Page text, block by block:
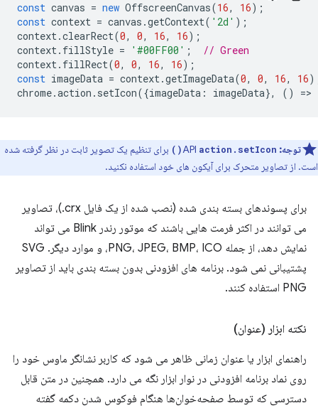
const canvas = new OffscreenCanvas(16, 16);
const context = canvas .getContext( '2d' );
context.clearRect(0, 0, 16, 16);
context. fillStyle = '#00FF00' ;
// Green
context. fillRect(0, 0, 16, 16);
const imageData = context.getImageData(0, 0, 16, 16
chrome.action . setIcon({imageData : imageData}, () =>
توجه: action.setIcon()
برای تنظیم یک تصویر ثابت در نظر گرفته شده
است. از تصاویر متحرک برای آیکون های خود استفاده نکنید.
برای پسوندهای بسته بندی شده (نصب شده از یک فایل crx.)، تصاویر
می توانند در اکثر فرمت هایی باشند که موتور رندر Blink می تواند
نمایش دهد، از جمله PNG، JPEG، BMP، ICO، و موارد دیگر. SVG
پشتیبانی نمی شود. برنامه های افزودنی بدون بسته بندی باید از تصاویر
PNG استفاده کنند.
نکته ابزار (عنوان)
راهنمای ابزار یا عنوان زمانی ظاهر می شود که کاربر نشانگر ماوس خود را
روی نماد برنامه افزودنی در نوار ابزار نگه می دارد. همچنین در متن قابل
دسترسی که توسط صفحه‌خوان‌ها هنگام فوکوس شدن دکمه گفته